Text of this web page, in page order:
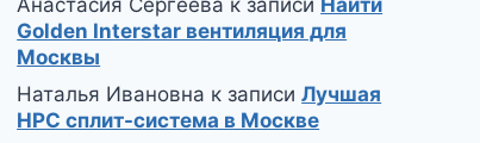
Анастасия Сергеева к записи Найти
Golden Interstar вентиляция для
Москвы
Наталья Ивановна к записиЛучшая
HPC сплит-система в Москве